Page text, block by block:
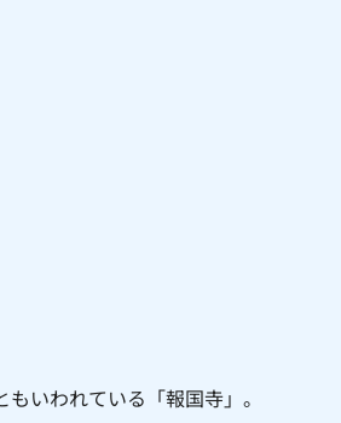
いわれている「報国寺」。